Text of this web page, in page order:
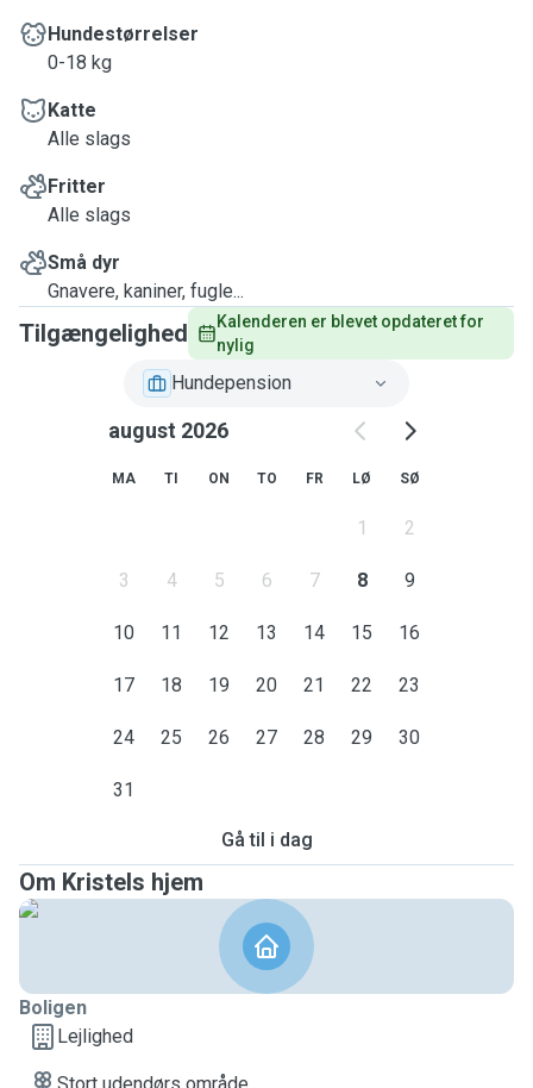
Hundestørrelser
0-18 kg
Katte
Alle slags
Fritter
Alle slags
Små dyr
Gnavere, kaniner, fugle...
Tilgængelighed
Kalenderen er blevet opdateret for
nylig
Hundepension
august 2026
MA TI ON TO FR LØ SØ
1 2
3 4 5 6 7 8 9
10 11 12 13 14 15 16
17 18 19 20 21 22 23
24 25 26 27 28 29 30
31
Gå til i dag
Om Kristels hjem
Boligen
Lejlighed